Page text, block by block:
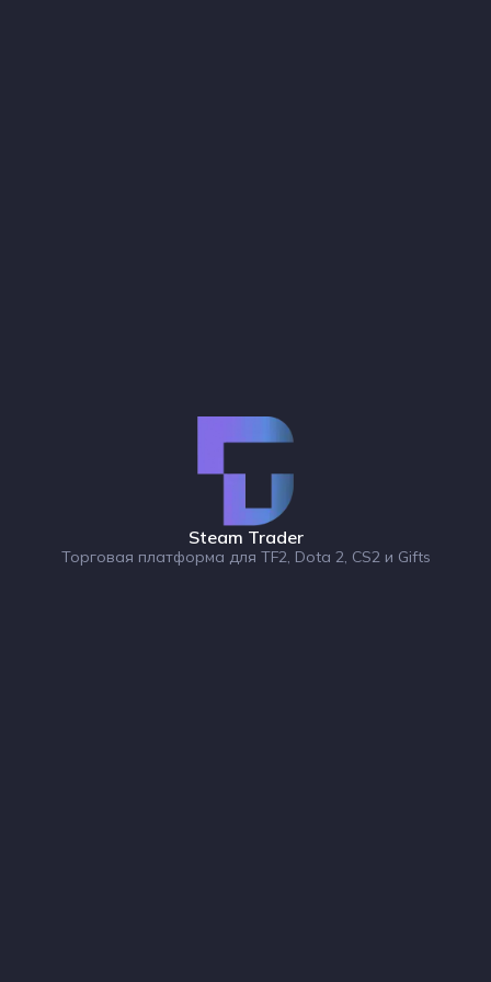
Steam Trader
Торговая платформа для TF2, Dota 2, CS2 и Gifts